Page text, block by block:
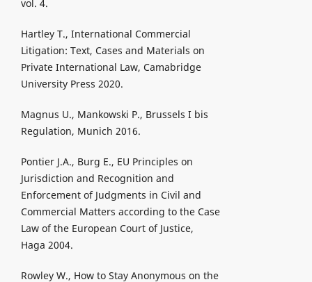
vol. 4.
Hartley T., International Commercial
Litigation: Text, Cases and Materials on
Private International Law, Camabridge
University Press 2020.
Magnus U., Mankowski P., Brussels I bis
Regulation, Munich 2016.
Pontier J.A., Burg E., EU Principles on
Jurisdiction and Recognition and
Enforcement of Judgments in Civil and
Commercial Matters according to the Case
Law of the European Court of Justice,
Haga 2004.
Rowley W., How to Stay Anonymous on the